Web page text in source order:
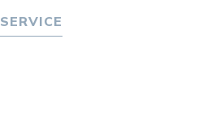
SERVICE